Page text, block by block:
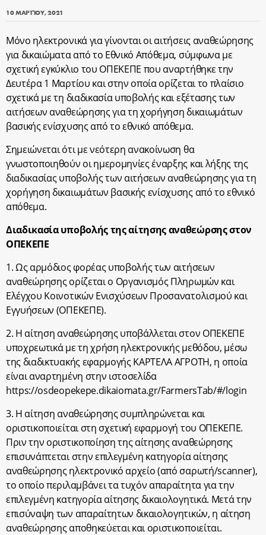
10 ΜΑΡΤΊΟΥ, 2021
Μόνο ηλεκτρονικά για γίνονται οι αιτήσεις αναθεώρησης
για δικαιώματα από το Εθνικό Απόθεμα, σύμφωνα με
σχετική εγκύκλιο του ΟΠΕΚΕΠΕ που αναρτήθηκε την
Δευτέρα 1 Μαρτίου και στην οποία ορίζεται το πλαίσιο
σχετικά με τη διαδικασία υποβολής και εξέτασης των
αιτήσεων αναθεώρησης για τη χορήγηση δικαιωμάτων
βασικής ενίσχυσης από το εθνικό απόθεμα.
Σημειώνεται ότι με νεότερη ανακοίνωση θα
γνωστοποιηθούν οι ημερομηνίες έναρξης και λήξης της
διαδικασίας υποβολής των αιτήσεων αναθεώρησης για τη
χορήγηση δικαιωμάτων βασικής ενίσχυσης από το εθνικό
απόθεμα.
Διαδικασία υποβολής της αίτησης αναθεώρσης στον
ΟΠΕΚΕΠΕ
1. Ως αρμόδιος φορέας υποβολής των αιτήσεων
αναθεώρησης ορίζεται ο Οργανισμός Πληρωμών και
Ελέγχου Κοινοτικών Ενισχύσεων Προσανατολισμού και
Εγγυήσεων (ΟΠΕΚΕΠΕ).
2. Η αίτηση αναθεώρησης υποβάλλεται στον ΟΠΕΚΕΠΕ
υποχρεωτικά με τη χρήση ηλεκτρονικής μεθόδου, μέσω
της διαδικτυακής εφαρμογής ΚΑΡΤΕΛΑ ΑΓΡΟΤΗ, η οποία
είναι αναρτημένη στην ιστοσελίδα
https://osdeopekepe.dikaiomata.gr/FarmersTab/#/login
3. Η αίτηση αναθεώρησης συμπληρώνεται και
οριστικοποιείται στη σχετική εφαρμογή του ΟΠΕΚΕΠΕ.
Πριν την οριστικοποίηση της αίτησης αναθεώρησης
επισυνάπτεται στην επιλεγμένη κατηγορία αίτησης
αναθεώρησης ηλεκτρονικό αρχείο (από σαρωτή/scanner),
το οποίο περιλαμβάνει τα τυχόν απαραίτητα για την
επιλεγμένη κατηγορία αίτησης δικαιολογητικά. Μετά την
επισύναψη των απαραίτητων δικαιολογητικών, η αίτηση
αναθεώρησης αποθηκεύεται και οριστικοποιείται.